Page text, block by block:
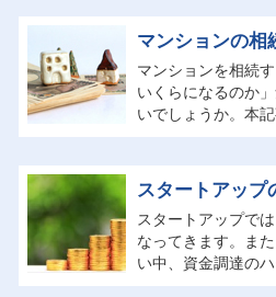
マンションの相
マンションを相続
いくらになるのか
いでしょうか。本
スタートアップ
スタートアップで
なってきます。ま
い中、資金調達の